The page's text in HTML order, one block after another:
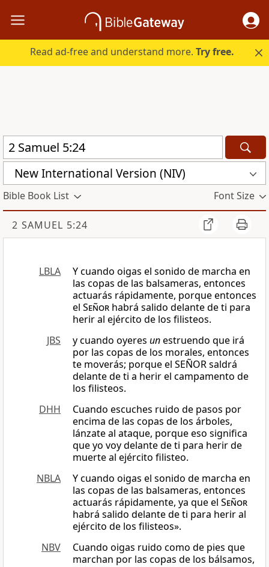
Read ad-free and understand more.Try free.
New International Version (NIV)
Bible Book List Font Size
2 SAMUEL 5:24
LBLA
Y cuando oigas el sonido de marcha en
las copas de las balsameras, entonces
actuarás rápidamente, porque entonces
el Señor habrá salido delante de ti para
herir al ejército de los filisteos.
JBS
y cuando oyeres unestruendo que irá
por las copas de los morales, entonces
te moverás; porque el SEÑOR saldrá
delante de ti a herir el campamento de
los filisteos.
DHH
Cuando escuches ruido de pasos por
encima de las copas de los árboles,
lánzate al ataque, porque eso significa
que yo voy delante de ti para herir de
muerte al ejército filisteo.
NBLA
Y cuando oigas el sonido de marcha en
las copas de las balsameras, entonces
actuarás rápidamente, ya que el Señor
habrá salido delante de ti para herir al
ejército de los filisteos».
NBV
Cuando oigas ruido como de pies que
marchan por las copas de los bálsamos,